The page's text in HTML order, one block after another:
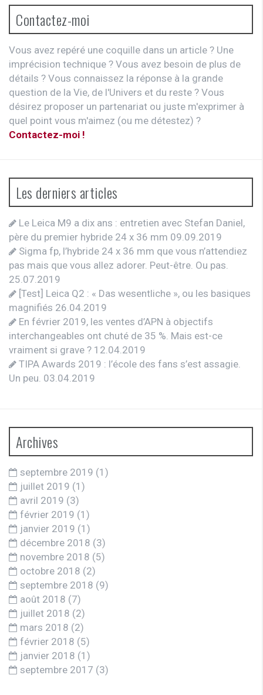
Contactez-moi
Vous avez repéré une coquille dans un article ? Une
imprécision technique ? Vous avez besoin de plus de
détails ? Vous connaissez la réponse à la grande
question de la Vie, de l'Univers et du reste ? Vous
désirez proposer un partenariat ou juste m'exprimer à
quel point vous m'aimez (ou me détestez) ?
Contactez-moi !
Les derniers articles
Le Leica M9 a dix ans : entretien avec Stefan Daniel,
père du premier hybride 24 x 36 mm 09.09.2019
Sigma fp, l’hybride 24 x 36 mm que vous n’attendiez
pas mais que vous allez adorer. Peut-être. Ou pas.
25.07.2019
[Test] Leica Q2 : « Das wesentliche », ou les basiques
magnifiés 26.04.2019
En février 2019, les ventes d’APN à objectifs
interchangeables ont chuté de 35 %. Mais est-ce
vraiment si grave ? 12.04.2019
TIPA Awards 2019 : l’école des fans s’est assagie.
Un peu. 03.04.2019
Archives
septembre 2019 (1)
juillet 2019 (1)
avril 2019 (3)
février 2019 (1)
janvier 2019 (1)
décembre 2018 (3)
novembre 2018 (5)
octobre 2018 (2)
septembre 2018 (9)
août 2018 (7)
juillet 2018 (2)
mars 2018 (2)
février 2018 (5)
janvier 2018 (1)
septembre 2017 (3)